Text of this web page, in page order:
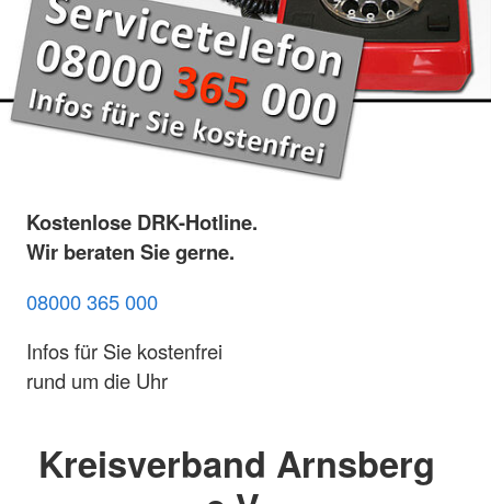
Kostenlose DRK-Hotline.
Wir beraten Sie gerne.
08000 365 000
Infos für Sie kostenfrei
rund um die Uhr
Kreisverband Arnsberg